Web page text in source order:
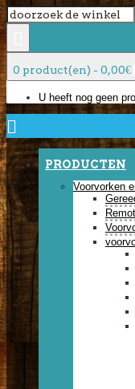
0 product(en) - 0,00€
U heeft nog geen
PRODUCTEN
Voorvorken